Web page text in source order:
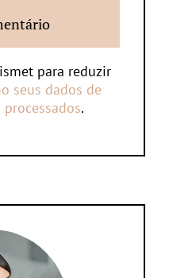
para reduzir
seus dados de
.